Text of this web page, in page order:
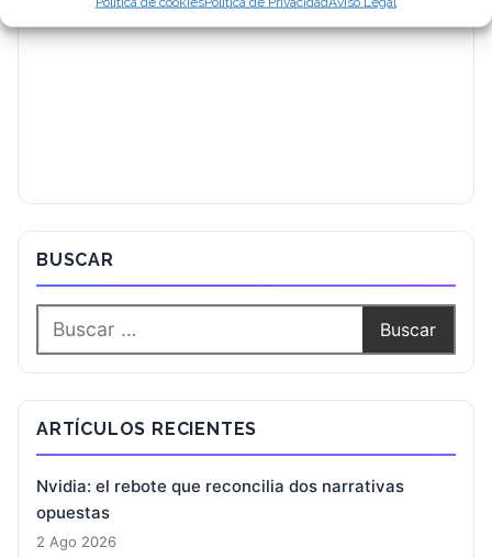
BUSCAR
ARTÍCULOS RECIENTES
Nvidia: el rebote que reconcilia dos narrativas
opuestas
2 Ago 2026